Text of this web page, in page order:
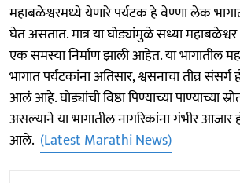
महाबळेश्वरमध्ये येणारे पर्यटक हे वेण्णा लेक
घेत असतात. मात्र या घोड्यांमुळे सध्या
एक समस्या निर्माण झाली आहेत. या भागातील
भागात पर्यटकांना अतिसार, श्वसनाचा तीव्र
आलं आहे. घोड्यांची विष्ठा पिण्याच्या पाण्याच्या
असल्याने या भागातील नागरिकांना गंभीर
आले. (Latest Marathi News)